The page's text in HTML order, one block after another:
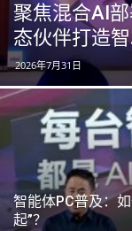
聚焦混合AI
态伙伴打造智
2026年7月31日
智能体PC普及：
起”？